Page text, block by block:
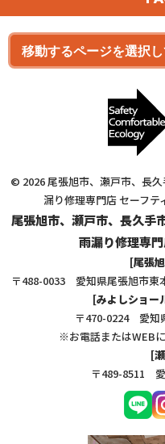
© 2026 尾張旭市、瀬戸市、長
漏り修理専門店 セーフ
尾張旭市、瀬戸市、長久手
雨漏り修理専
[尾張
〒488-0033 愛知県尾張旭市
[みよしショー
〒470-0224 愛知
※お電話またはWEB
[
〒489-8511